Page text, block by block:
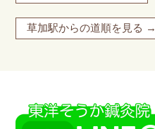
草加駅からの道順を見る →